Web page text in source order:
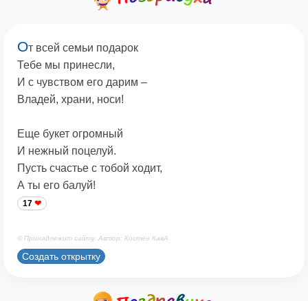
От всей семьи подарок
Тебе мы принесли,
И с чувством его дарим –
Владей, храни, носи!
Еще букет огромный
И нежный поцелуй.
Пусть счастье с тобой ходит,
А ты его балуй!
17
© Принадлежит сайту. Автор: Костен КавА
Создать открытку